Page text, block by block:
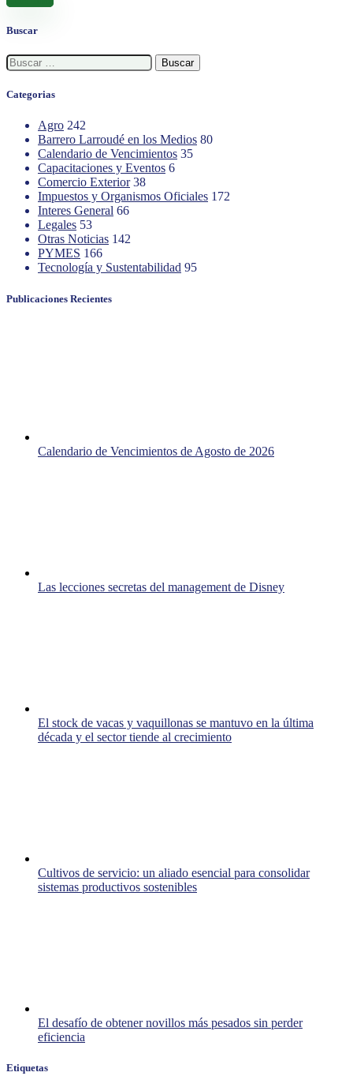
Buscar
Buscar:
Categorias
Agro 242
Barrero Larroudé en los Medios 80
Calendario de Vencimientos 35
Capacitaciones y Eventos 6
Comercio Exterior 38
Impuestos y Organismos Oficiales 172
Interes General 66
Legales 53
Otras Noticias 142
PYMES 166
Tecnología y Sustentabilidad 95
Publicaciones Recientes
Calendario de Vencimientos de Agosto de 2026
Las lecciones secretas del management de Disney
El stock de vacas y vaquillonas se mantuvo en la última
década y el sector tiende al crecimiento
Cultivos de servicio: un aliado esencial para consolidar
sistemas productivos sostenibles
El desafío de obtener novillos más pesados sin perder
eficiencia
Etiquetas